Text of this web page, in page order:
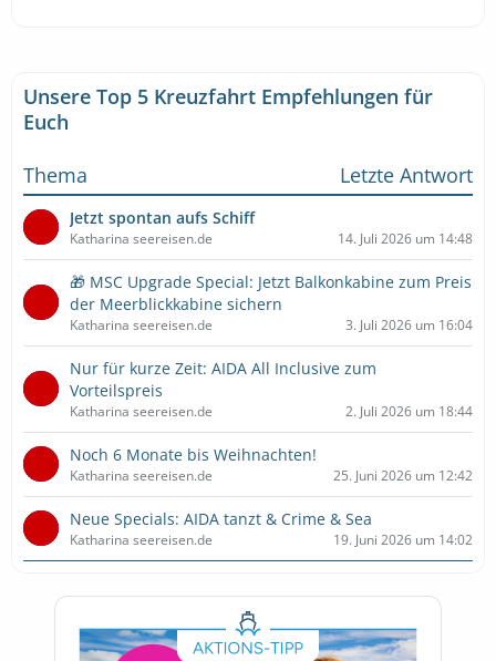
Unsere Top 5 Kreuzfahrt Empfehlungen für
Euch
Thema
Letzte Antwort
Jetzt spontan aufs Schiff
Katharina seereisen.de 14. Juli 2026 um 14:48
🎁 MSC Upgrade Special: Jetzt Balkonkabine zum Preis
der Meerblickkabine sichern
Katharina seereisen.de 3. Juli 2026 um 16:04
Nur für kurze Zeit: AIDA All Inclusive zum
Vorteilspreis
Katharina seereisen.de 2. Juli 2026 um 18:44
Noch 6 Monate bis Weihnachten!
Katharina seereisen.de 25. Juni 2026 um 12:42
Neue Specials: AIDA tanzt & Crime & Sea
Katharina seereisen.de 19. Juni 2026 um 14:02